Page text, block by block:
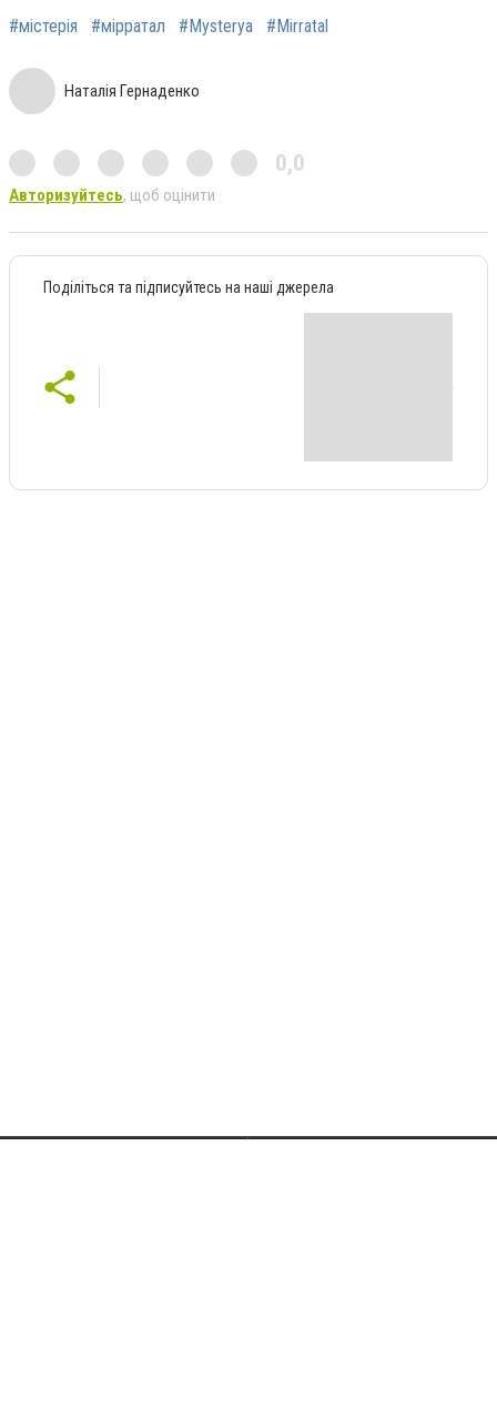
#містерія #мірратал #Mysterya #Mirratal
Наталія Гернаденко
0,0
Авторизуйтесь, щоб оцінити
Поділіться та підписуйтесь на наші джерела